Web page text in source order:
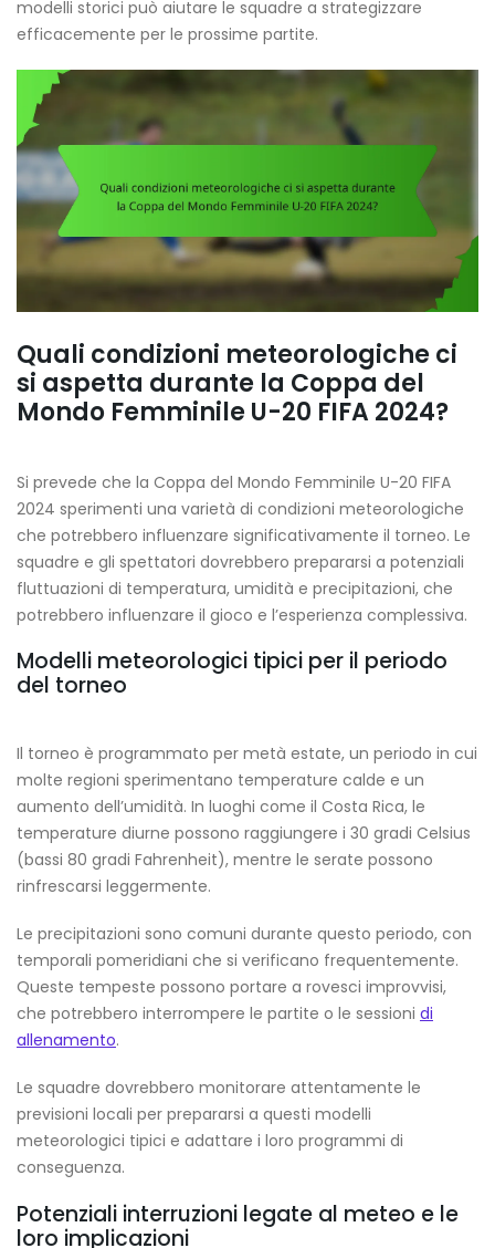
modelli storici può aiutare le squadre a strategizzare
efficacemente per le prossime partite.
Quali condizioni meteorologiche ci
si aspetta durante la Coppa del
Mondo Femminile U-20 FIFA 2024?
Si prevede che la Coppa del Mondo Femminile U-20 FIFA
2024 sperimenti una varietà di condizioni meteorologiche
che potrebbero influenzare significativamente il torneo. Le
squadre e gli spettatori dovrebbero prepararsi a potenziali
fluttuazioni di temperatura, umidità e precipitazioni, che
potrebbero influenzare il gioco e l’esperienza complessiva.
Modelli meteorologici tipici per il periodo
del torneo
Il torneo è programmato per metà estate, un periodo in cui
molte regioni sperimentano temperature calde e un
aumento dell’umidità. In luoghi come il Costa Rica, le
temperature diurne possono raggiungere i 30 gradi Celsius
(bassi 80 gradi Fahrenheit), mentre le serate possono
rinfrescarsi leggermente.
Le precipitazioni sono comuni durante questo periodo, con
temporali pomeridiani che si verificano frequentemente.
Queste tempeste possono portare a rovesci improvvisi,
che potrebbero interrompere le partite o le sessioni di
allenamento.
Le squadre dovrebbero monitorare attentamente le
previsioni locali per prepararsi a questi modelli
meteorologici tipici e adattare i loro programmi di
conseguenza.
Potenziali interruzioni legate al meteo e le
loro implicazioni